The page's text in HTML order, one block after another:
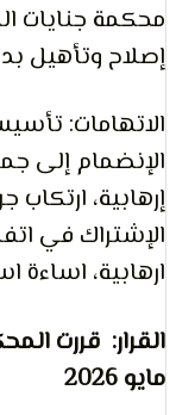
القاهرة،
بدر، عدد
تأسيس
إلى جماعة
ارتكاب جريمة
في اتفاق
اساءة